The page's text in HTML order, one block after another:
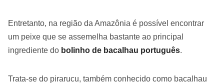
Entretanto, na região da Amazônia é possível encontrar
um peixe que se assemelha bastante ao principal
ingrediente do bolinho de bacalhau português.
Trata-se do pirarucu, também conhecido como bacalhau